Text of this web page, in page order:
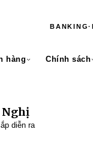
BANKING·
hàng Chính sách
Nghị
diễn ra